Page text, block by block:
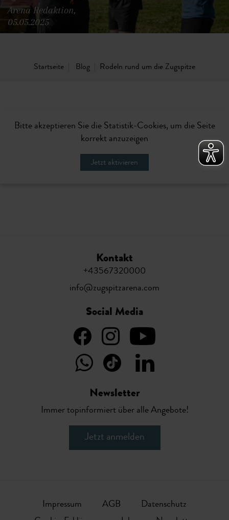
Arena Redaktion,
05.05.2025
Startseite Blog Rodeln rund um die Zugspitze
Bitte akzeptieren Sie die Statistik-Cookies, um die Seite
korrekt anzuzeigen
Jetzt aktivieren
Kontakt
+43567320000
info@zugspitzarena.com
Social Media
Newsletter
Immer topinformiert über alle Angebote!
Jetzt anmelden
Impressum AGB
Datenschutz